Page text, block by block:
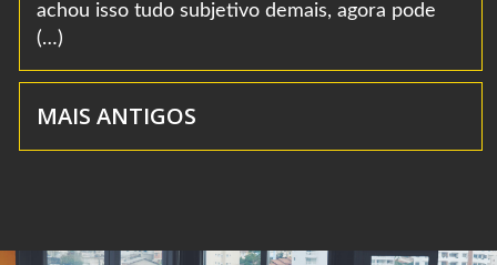
achou isso tudo subjetivo demais, agora pode
(…)
MAIS ANTIGOS